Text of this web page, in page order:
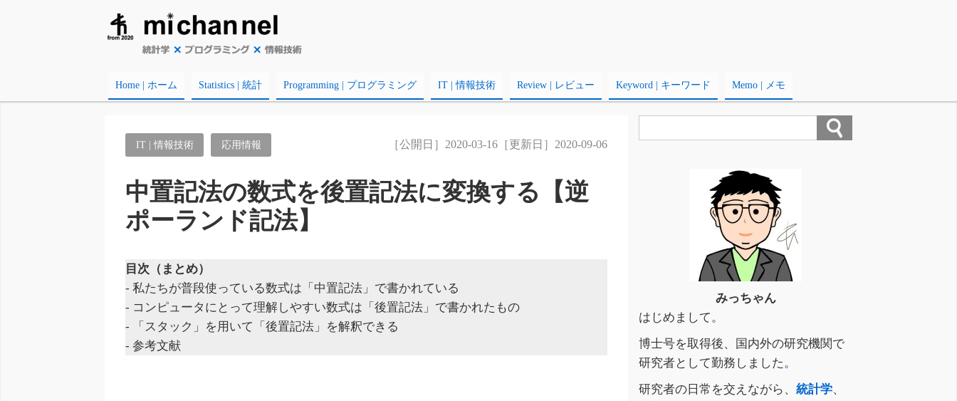
Home | ホーム Statistics | 統計 Programming | プログラミング IT | 情報技術 Review | レビュー Keyword | キーワード Memo | メモ
IT | 情報技術 応用情報 ［公開日］2020-03-16［更新日］2020-09-06
中置記法の数式を後置記法に変換する【逆
ポーランド記法】
目次（まとめ）
- 私たちが普段使っている数式は「中置記法」で書かれている
- コンピュータにとって理解しやすい数式は「後置記法」で書かれたもの
- 「スタック」を用いて「後置記法」を解釈できる
- 参考文献
みっちゃん
はじめまして。
博士号を取得後、国内外の研究機関で
研究者として勤務しました。
研究者の日常を交えながら、 統計学、